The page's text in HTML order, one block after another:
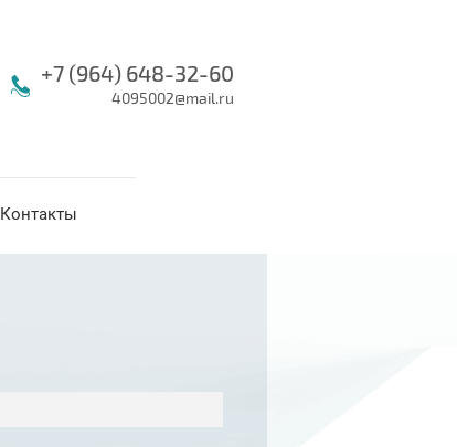
+7 (964) 648-32-60
4095002@mail.ru
Контакты